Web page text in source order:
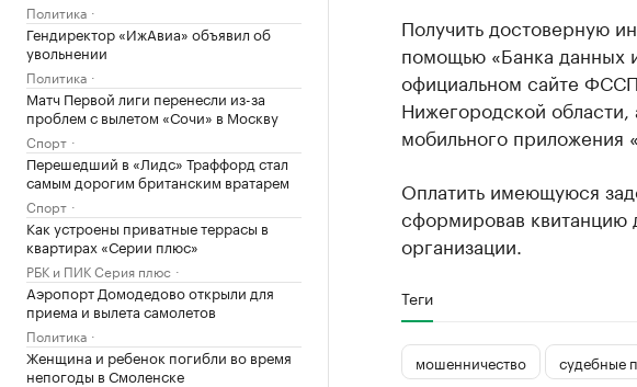
Политика
Гендиректор «ИжАвиа» объявил об
увольнении
Политика
Матч Первой лиги перенесли из-за
проблем с вылетом «Сочи» в Москву
Спорт
Перешедший в «Лидс» Траффорд стал
самым дорогим британским вратарем
Спорт
Как устроены приватные террасы в
квартирах «Серии плюс»
РБК и ПИК Серия плюс
Аэропорт Домодедово открыли для
приема и вылета самолетов
Политика
Женщина и ребенок погибли во время
непогоды в Смоленске
Получить достоверную
помощью «Банка данных
официальном сайте
Нижегородской
мобильного приложения
Оплатить имеющуюся
сформировав квитанцию
организации.
Теги
мошенничество судебные